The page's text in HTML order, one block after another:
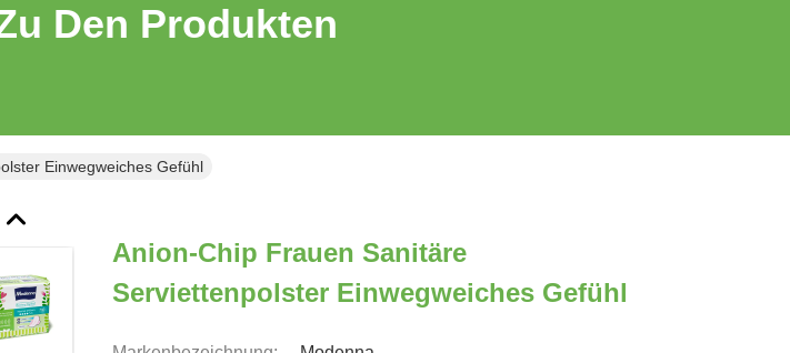
Den Produkten
Einwegweiches Gefühl
Anion-Chip Frauen Sanitäre
Serviettenpolster Einwegweiches Gefühl